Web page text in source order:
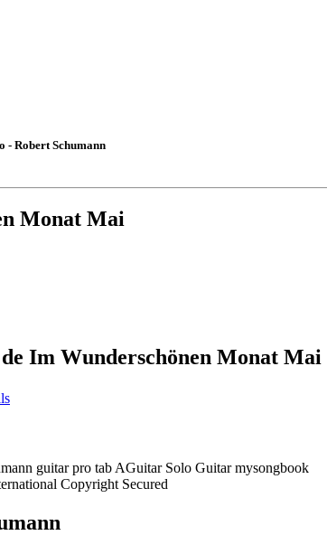
- Robert Schumann
Monat Mai
Im Wunderschönen Monat Mai
Copyright Secured